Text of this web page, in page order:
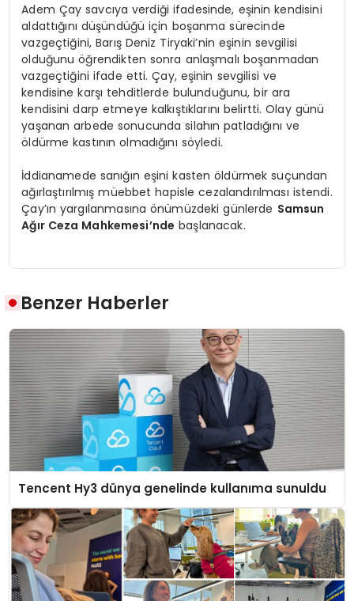
Adem Çay savcıya verdiği ifadesinde, eşinin kendisini
aldattığını düşündüğü için boşanma sürecinde
vazgeçtiğini, Barış Deniz Tiryaki’nin eşinin sevgilisi
olduğunu öğrendikten sonra anlaşmalı boşanmadan
vazgeçtiğini ifade etti. Çay, eşinin sevgilisi ve
kendisine karşı tehditlerde bulunduğunu, bir ara
kendisini darp etmeye kalkıştıklarını belirtti. Olay günü
yaşanan arbede sonucunda silahın patladığını ve
öldürme kastının olmadığını söyledi.
İddianamede sanığın eşini kasten öldürmek suçundan
ağırlaştırılmış müebbet hapisle cezalandırılması istendi.
Çay’ın yargılanmasına önümüzdeki günlerde Samsun
Ağır Ceza Mahkemesi’nde başlanacak.
Benzer Haberler
Tencent Hy3 dünya genelinde kullanıma sunuldu